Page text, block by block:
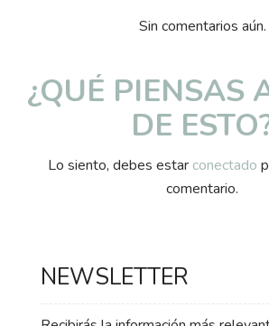
Sin comentarios aún.
¿QUÉ PIENSAS
DE
Lo siento, debes estar conectado
comentario.
NEWSLETTER